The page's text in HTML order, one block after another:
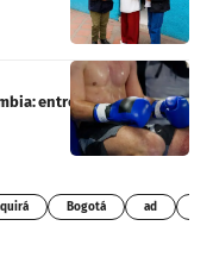
entrenan, compiten y
Bogotá ad